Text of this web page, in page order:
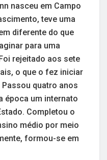
nasceu em Campo
teve uma
diferente do que
para uma
rejeitado aos sete
o que o fez iniciar
quatro anos
época um internato
Completou o
médio por meio
formou-se em